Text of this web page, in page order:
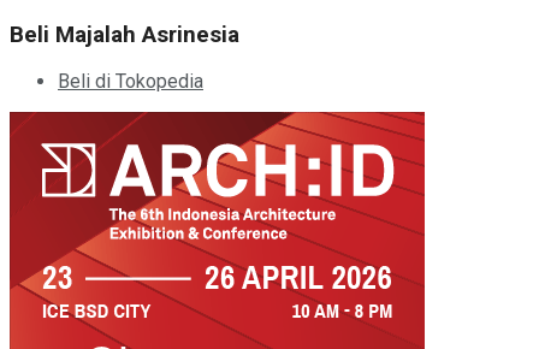
Beli Majalah Asrinesia
Beli di Tokopedia